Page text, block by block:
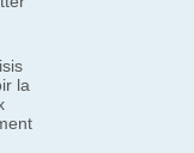
la